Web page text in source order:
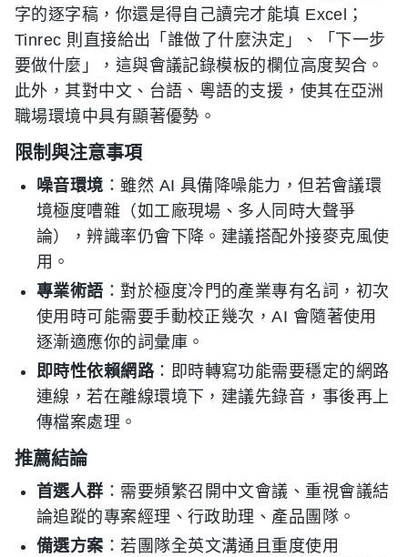
字的逐字稿，你還是得自己讀完才能填 Excel；
Tinrec 則直接給出「誰做了什麼決定」、「下一步
要做什麼」，這與會議記錄模板的欄位高度契合。
此外，其對中文、台語、粵語的支援，使其在亞洲
職場環境中具有顯著優勢。
限制與注意事項
噪音環境 ：雖然 AI 具備降噪能力，但若會議環
境極度嘈雜（如工廠現場、多人同時大聲爭
論），辨識率仍會下降。建議搭配外接麥克風使
用。
專業術語 ：對於極度冷門的產業專有名詞，初次
使用時可能需要手動校正幾次，AI 會隨著使用
逐漸適應你的詞彙庫。
即時性依賴網路：即時轉寫功能需要穩定的網路
連線，若在離線環境下，建議先錄音，事後再上
傳檔案處理。
推薦結論
首選人群 ：需要頻繁召開中文會議、重視會議結
論追蹤的專案經理、行政助理、產品團隊。
備選方案 ：若團隊全英文溝通且重度使用